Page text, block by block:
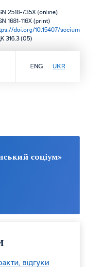
2518-735X (online)
1681-116X (print)
doi.org/10.15407/socium
316.3 (05)
ENG UKR
соціум»
відгуки